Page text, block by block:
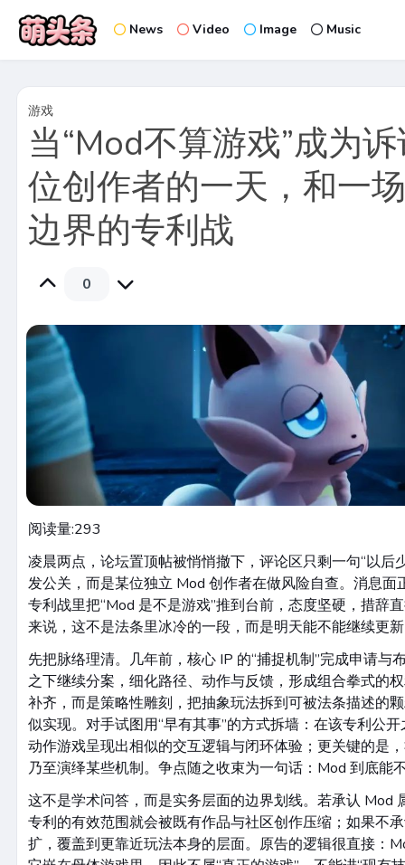
News Video Image Music
游戏
当“Mod不算游戏”成为
位创作者的一天，和一
边界的专利战
0
阅读量:293
凌晨两点，论坛置顶帖被悄悄撤下，评论区只剩一句“以后
发公关，而是某位独立 Mod 创作者在做风险自查。消息面
专利战里把“Mod 是不是游戏”推到台前，态度坚硬，措辞
来说，这不是法条里冰冷的一段，而是明天能不能继续更
先把脉络理清。几年前，核心 IP 的“捕捉机制”完成申请与
之下继续分案，细化路径、动作与反馈，形成组合拳式的
补齐，而是策略性雕刻，把抽象玩法拆到可被法条描述的
似实现。对手试图用“早有其事”的方式拆墙：在该专利公
动作游戏呈现出相似的交互逻辑与闭环体验；更关键的是
乃至演绎某些机制。争点随之收束为一句话：Mod 到底能
这不是学术问答，而是实务层面的边界划线。若承认 Mod
专利的有效范围就会被既有作品与社区创作压缩；如果不
扩，覆盖到更靠近玩法本身的层面。原告的逻辑很直接：